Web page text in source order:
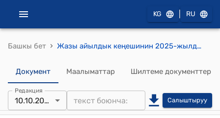
KG RU
Башкы бет › Жазы айылдык кеңешинин 2025-жылдын 10-октябры № 9/56 Жазы айыл аймагынын жергиликтүү бюджетинин киреше жана чыгашаларына өзгөртүү жана толуктоолорду киргизүү жөнүндө токтому
Документ Маалыматтар Шилтеме документтер
Редакция
10.10.2025 Салыштыруу